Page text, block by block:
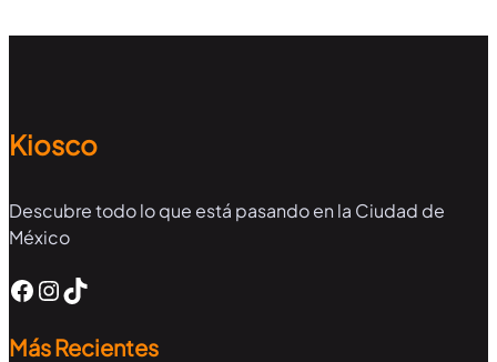
Kiosco
Descubre todo lo que está pasando en la Ciudad de
México
Facebook InstagramTikTok
Más Recientes